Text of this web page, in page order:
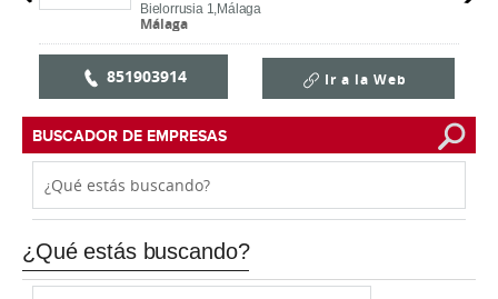
Málaga
Bielorrusia 1,Málaga
851903914 Ir a la Web
BUSCADOR DE EMPRESAS
¿Qué estás buscando?